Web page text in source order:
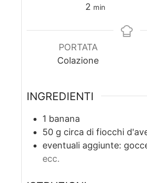
2m
n
u
t
min
PORTATA
Colazione
INGREDIENTI
1 banana
50 g circa di fiocchi
eventuali aggiunte:
ecc.